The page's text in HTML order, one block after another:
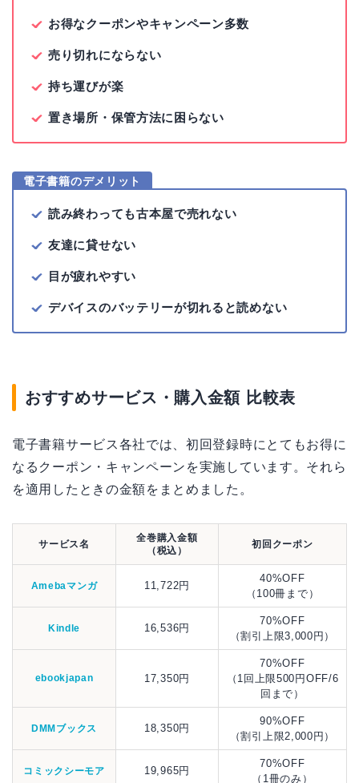
お得なクーポンやキャンペーン多数
売り切れにならない
持ち運びが楽
置き場所・保管方法に困らない
電子書籍のデメリット
読み終わっても古本屋で売れない
友達に貸せない
目が疲れやすい
デバイスのバッテリーが切れると読めない
おすすめサービス・購入金額 比較表
電子書籍サービス各社では、初回登録時にとてもお得に
なるクーポン・キャンペーンを実施しています。それら
を適用したときの金額をまとめました。
サービス名
全巻購入金額
（税込）
初回クーポン
Amebaマンガ 11,722円
40%OFF
（100冊まで）
Kindle 16,536円
70%OFF
（割引上限3,000円）
ebookjapan 17,350円
70%OFF
（1回上限500円OFF/6
回まで）
DMMブックス 18,350円
90%OFF
（割引上限2,000円）
コミックシーモア 19,965円
70%OFF
（1冊のみ）